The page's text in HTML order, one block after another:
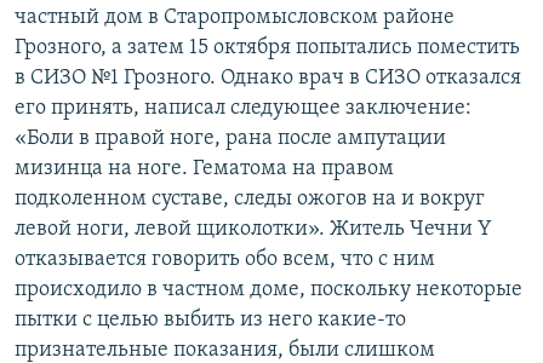
частный дом в Старопромысловском районе
Грозного, а затем 15 октября попытались поместить
в СИЗО №1 Грозного. Однако врач в СИЗО отказался
его принять, написал следующее заключение:
«Боли в правой ноге, рана после ампутации
мизинца на ноге. Гематома на правом
подколенном суставе, следы ожогов на и вокруг
левой ноги, левой щиколотки». Житель Чечни Y
отказывается говорить обо всем, что с ним
происходило в частном доме, поскольку некоторые
пытки с целью выбить из него какие-то
признательные показания, были слишком